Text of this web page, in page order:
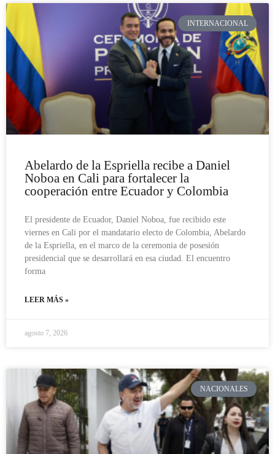
INTERNACIONAL
Abelardo de la Espriella recibe a Daniel
Noboa en Cali para fortalecer la
cooperación entre Ecuador y Colombia
El presidente de Ecuador, Daniel Noboa, fue recibido este
viernes en Cali por el mandatario electo de Colombia, Abelardo
de la Espriella, en el marco de la ceremonia de posesión
presidencial que se desarrollará en esa ciudad. El encuentro
forma
LEER MÁS »
agosto 7, 2026
NACIONALES